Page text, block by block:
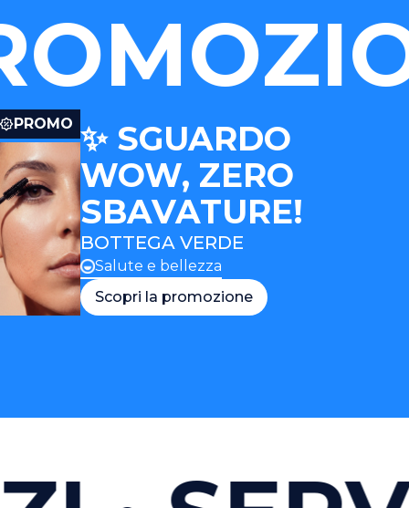
PROMO ✨ SGUARDO
WOW, ZERO
SBAVATURE!
BOTTEGA VERDE
Salute e bellezza
Scopri la promozione